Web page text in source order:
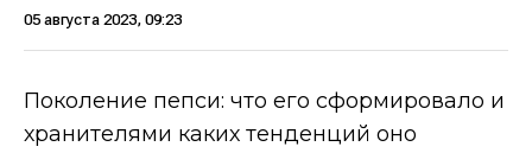
05 августа 2023, 09:23
Поколение пепси: что его сформировало и
хранителями каких тенденций оно